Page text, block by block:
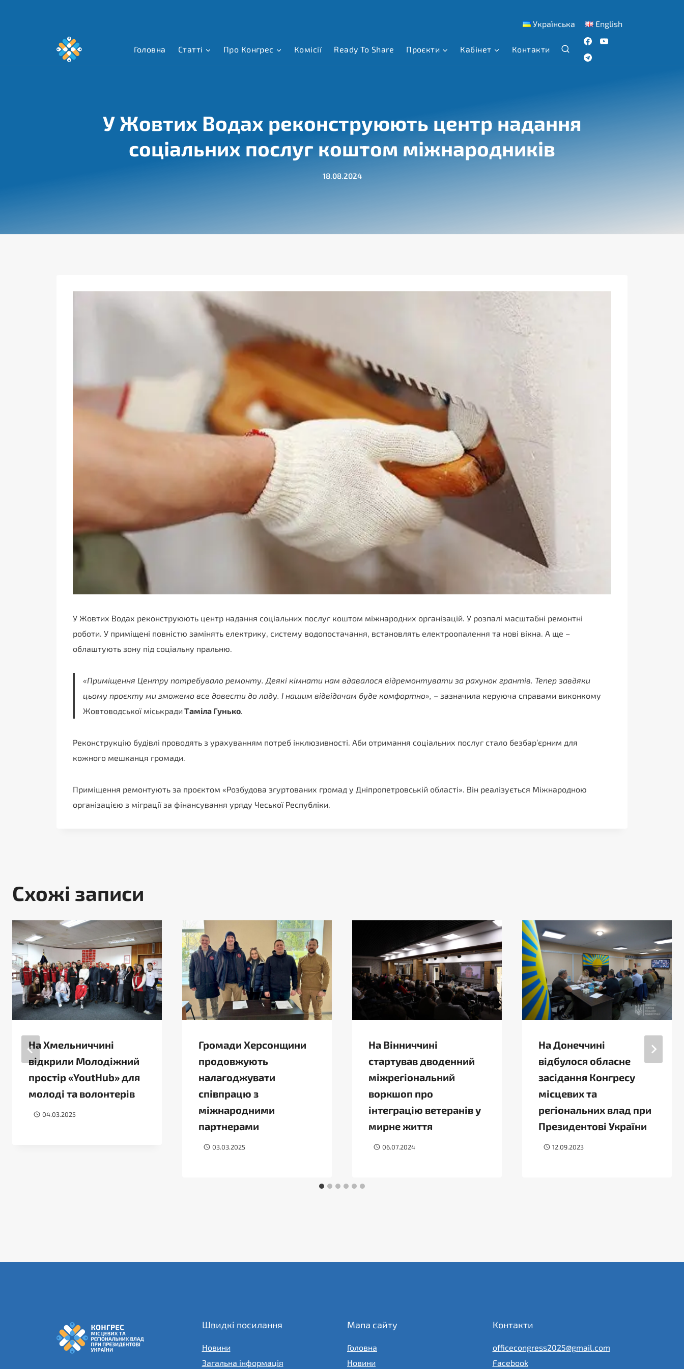
Українська English
Головна Статті Про Конгрес Комісії Ready To Share Проєкти Кабінет Контакти
У Жовтих Водах реконструюють центр надання
соціальних послуг коштом міжнародників
18.08.2024
У Жовтих Водах реконструюють центр надання соціальних послуг коштом міжнародних організацій. У розпалі масштабні ремонтні
роботи. У приміщені повністю замінять електрику, систему водопостачання, встановлять електроопалення та нові вікна. А ще –
облаштують зону під соціальну пральню.
«Приміщення Центру потребувало ремонту. Деякі кімнати нам вдавалося відремонтувати за рахунок грантів. Тепер завдяки
цьому проєкту ми зможемо все довести до ладу. І нашим відвідачам буде комфортно», – зазначила керуюча справами виконкому
Жовтоводської міськради Таміла Гунько.
Реконструкцію будівлі проводять з урахуванням потреб інклюзивності. Аби отримання соціальних послуг стало безбар’єрним для
кожного мешканця громади.
Приміщення ремонтують за проєктом «Розбудова згуртованих громад у Дніпропетровській області». Він реалізується Міжнародною
організацією з міграції за фінансування уряду Чеської Республіки.
Схожі записи
На Хмельниччині
відкрили Молодіжний
простір «YoutHub» для
молоді та волонтерів
04.03.2025
Громади Херсонщини
продовжують
налагоджувати
співпрацю з
міжнародними
партнерами
03.03.2025
На Вінниччині
стартував дводенний
міжрегіональний
воркшоп про
інтеграцію ветеранів у
мирне життя
06.07.2024
На Донеччині
відбулося обласне
засідання Конгресу
місцевих та
регіональних влад при
Президентові України
12.09.2023
Швидкі посилання
Новини
Загальна інформація
Мапа сайту
Головна
Новини
Контакти
officecongress2025@gmail.com
Facebook